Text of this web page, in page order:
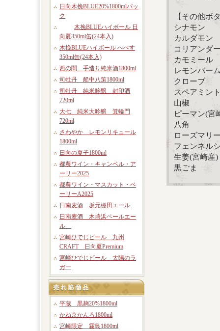
日向木挽BLUE20%1800mlパッ
ク
木挽BLUEハイボール 日
向夏350ml缶(24本入)
木挽BLUEハイボール へべす
350ml缶(24本入)
西の関 手造り純米酒1800ml
司牡丹 船中八策1800ml
司牡丹 純米吟醸 封印酒
720ml
大七 純米大吟醸 箕輪門
720ml
さわやか レモンリキュール
1800ml
日向の夏子1800ml
都農ワイン・キャンベル・ア
ーリー2025
都農ワイン・マスカット・ベ
ーリーA2025
日南麦酒 坂元棚田エール
日南麦酒 木崎浜ペールエー
ル
宮崎ひでじビール 九州
CRAFT 日向夏Premium
宮崎ひでじビール 太陽のラ
ガー
平蔵 黒麹20%1800ml
かね京かんろ1800ml
宮崎限定 霧島1800ml
【その他ボ
シナモン
カルダモン
コリアンダ
カモミール
レモンバー
クローブ
スペアミン
山椒
ピーマン(宮
八角
ローズマリ
フェンネル
生姜(宮崎産)
黒ごま